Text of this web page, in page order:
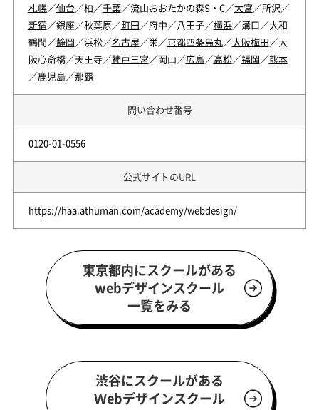
札幌／仙台／柏／千葉／流山おおたかの森S・C／大宮／所沢／
新宿／銀座／秋葉原／町田／府中／八王子／横浜／溝口／大和
鶴間／静岡／浜松／名古屋／栄／京都四条烏丸／大阪梅田／大
阪心斎橋／天王寺／神戸三宮／岡山／広島／高松／福岡／熊本
／鹿児島／那覇
問い合わせ番号
0120-01-0556
公式サイトのURL
https://haa.athuman.com/academy/webdesign/
東京都内にスクールがある
webデザインスクール
一覧をみる
渋谷にスクールがある
Ｗebデザインスクール